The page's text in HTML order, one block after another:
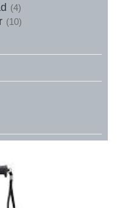
(4)
(10)